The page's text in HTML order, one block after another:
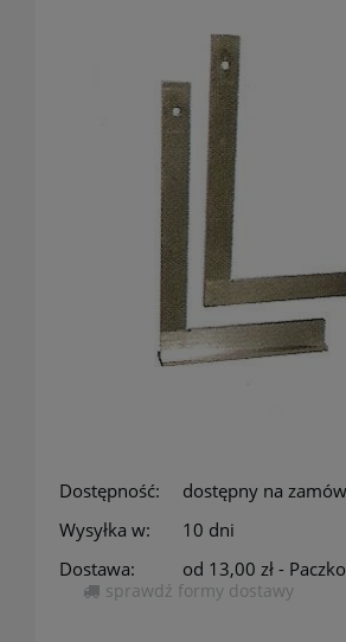
Dostępność:
dostępny na
Wysyłka w:
10 dni
Dostawa:
od 13,00 zł -
Cena nie zawiera ewentualnych kosztów
sprawdź formy dostawy